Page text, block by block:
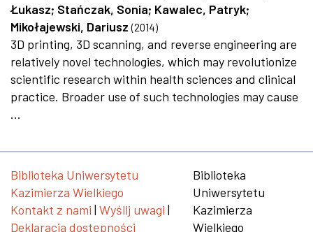
Łukasz; Stańczak, Sonia; Kawalec, Patryk;
Mikołajewski, Dariusz (2014)
3D printing, 3D scanning, and reverse engineering are
relatively novel technologies, which may revolutionize
scientific research within health sciences and clinical
practice. Broader use of such technologies may cause
...
Biblioteka Uniwersytetu
Kazimierza Wielkiego
Kontakt z nami | Wyślij uwagi |
Deklaracja dostępności
Biblioteka
Uniwersytetu
Kazimierza
Wielkiego